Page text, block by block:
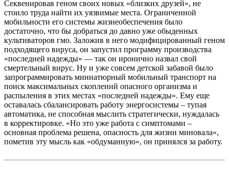
Секвенировав геном своих новых «близких друзей», не
стоило труда найти их уязвимые места. Ограниченной
мобильности его системы жизнеобеспечения было
достаточно, что бы добраться до давно уже обыденных
культиваторов гмо. Заложив в него модифицированный геном
подходящего вируса, он запустил программу производства
«последней надежды» — так он иронично назвал свой
смертельный вирус. Ну и уже совсем детской забавой было
запрограммировать миниатюрный мобильный транспорт на
поиск максимальных скоплений опасного организма и
распыления в этих местах «последней надежды». Ему еще
оставалась сбалансировать работу энергосистемы – тупая
автоматика, не способная мыслить стратегически, нуждалась
в корректировке. «Но это уже работа с симптомами –
основная проблема решена, опасность для жизни миновала»,
пометив эту мысль как «обдуманную», он принялся за работу.